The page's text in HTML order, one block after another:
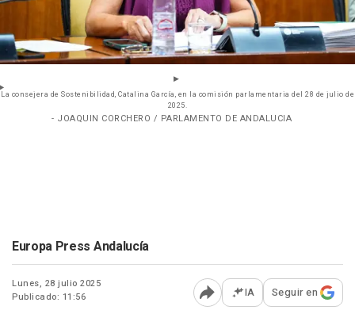
La consejera de Sostenibilidad, Catalina García, en la comisión parlamentaria del 28 de julio de
2025.
- JOAQUIN CORCHERO / PARLAMENTO DE ANDALUCIA
Europa Press Andalucía
Lunes, 28 julio 2025
Publicado: 11:56
Abrir opciones para
IA Seguir en